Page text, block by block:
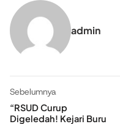
admin
Sebelumnya
“RSUD Curup
Digeledah! Kejari Buru